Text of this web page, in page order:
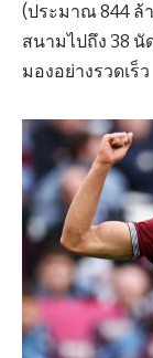
(ประมาณ 844 ล้
สนามไปถึง 38 นั
มองอย่างรวดเร็ว